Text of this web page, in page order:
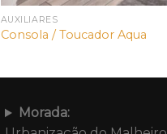
AUXILIARES
Consola / Toucador Aqua
Morada: